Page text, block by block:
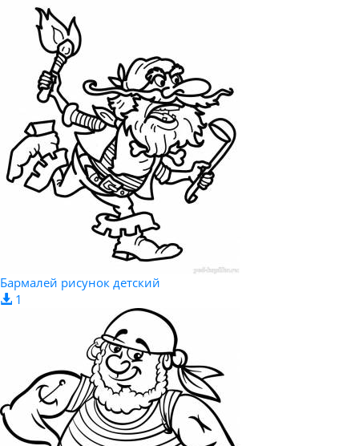
Бармалей рисунок детский
1